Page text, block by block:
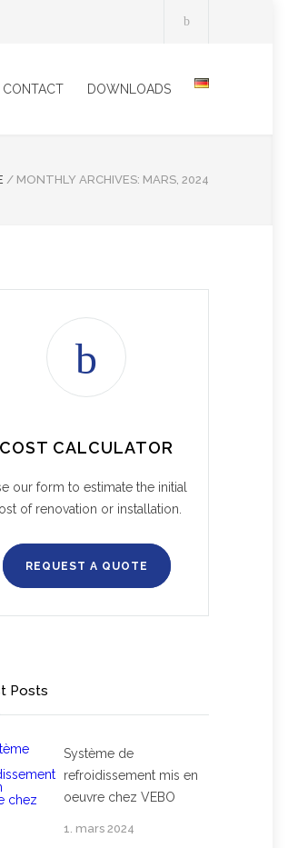
CONTACT DOWNLOADS
/ MONTHLY ARCHIVES: MARS, 2024
COST CALCULATOR
our form to estimate the initial
of renovation or installation.
REQUEST A QUOTE
Posts
Système de
refroidissement mis en
oeuvre chez VEBO
1. mars 2024